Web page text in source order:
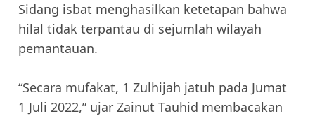
Sidang isbat menghasilkan ketetapan bahwa
hilal tidak terpantau di sejumlah wilayah
pemantauan.
“Secara mufakat, 1 Zulhijah jatuh pada Jumat
1 Juli 2022,” ujar Zainut Tauhid membacakan